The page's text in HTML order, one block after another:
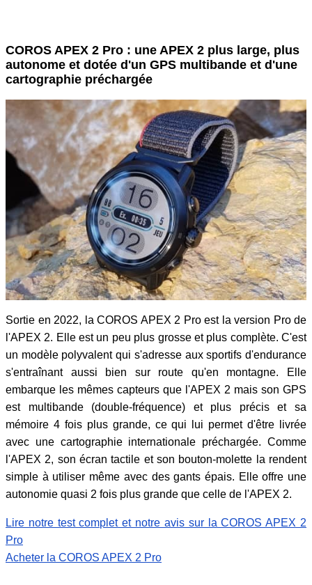
COROS APEX 2 Pro : une APEX 2 plus large, plus
autonome et dotée d'un GPS multibande et d'une
cartographie préchargée
Sortie en 2022, la COROS APEX 2 Pro est la version Pro de
l'APEX 2. Elle est un peu plus grosse et plus complète. C'est
un modèle polyvalent qui s'adresse aux sportifs d'endurance
s'entraînant aussi bien sur route qu'en montagne. Elle
embarque les mêmes capteurs que l'APEX 2 mais son GPS
est multibande (double-fréquence) et plus précis et sa
mémoire 4 fois plus grande, ce qui lui permet d'être livrée
avec une cartographie internationale préchargée. Comme
l'APEX 2, son écran tactile et son bouton-molette la rendent
simple à utiliser même avec des gants épais. Elle offre une
autonomie quasi 2 fois plus grande que celle de l'APEX 2.
Lire notre test complet et notre avis sur la COROS APEX 2
Pro
Acheter la COROS APEX 2 Pro